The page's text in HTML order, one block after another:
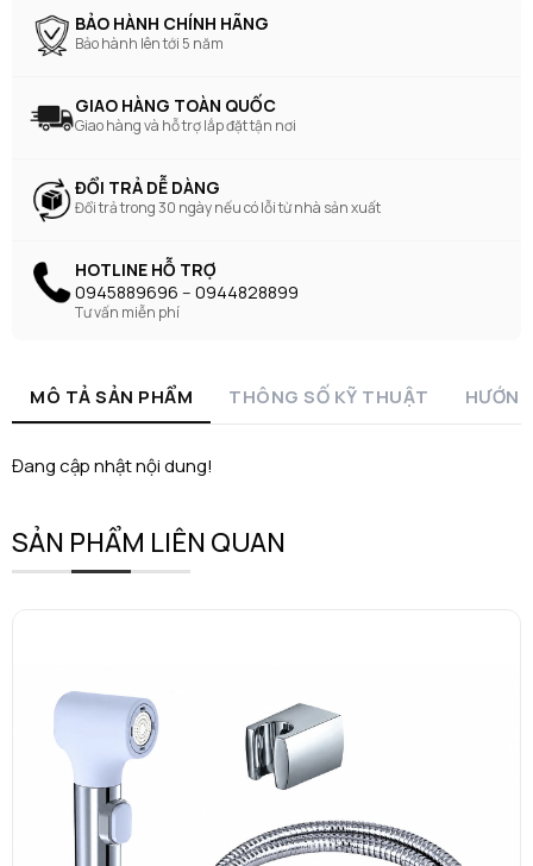
BẢO HÀNH CHÍNH HÃNG
Bảo hành lên tới 5 năm
GIAO HÀNG TOÀN QUỐC
Giao hàng và hỗ trợ lắp đặt tận nơi
ĐỔI TRẢ DỄ DÀNG
Đổi trả trong 30 ngày nếu có lỗi từ nhà sản xuất
HOTLINE HỖ TRỢ
0945889696 -- 0944828899
Tư vấn miễn phí
MÔ TẢ SẢN PHẨM THÔNG SỐ KỸ THUẬT
Đang cập nhật nội dung!
SẢN PHẨM LIÊN QUAN